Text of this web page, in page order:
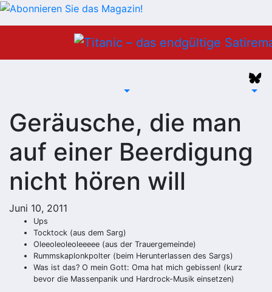
Geräusche, die man
auf einer Beerdigung
nicht hören will
Juni 10, 2011
Ups
Tocktock (aus dem Sarg)
Oleeoleoleoleeeee (aus der Trauergemeinde)
Rummskaplonkpolter (beim Herunterlassen des Sargs)
Was ist das? O mein Gott: Oma hat mich gebissen! (kurz
bevor die Massenpanik und Hardrock-Musik einsetzen)